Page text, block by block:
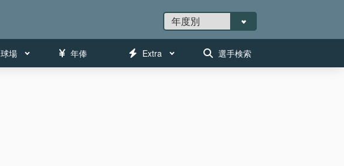
球場 年俸 Extra 選手検索